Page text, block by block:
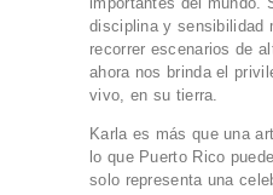
disciplina y sensibilidad
recorrer escenarios de
ahora nos brinda el
vivo, en su tierra.
Karla es más que una
lo que Puerto Rico
solo representa una